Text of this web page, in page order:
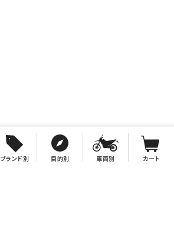
ブランド別 目的別 車両別 カート